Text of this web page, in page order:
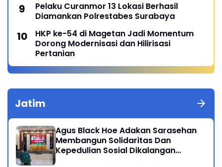
Pelaku Curanmor 13 Lokasi Berhasil
Diamankan Polrestabes Surabaya
HKP ke-54 di Magetan Jadi Momentum
Dorong Modernisasi dan Hilirisasi
Pertanian
Jatim
Agus Black Hoe Adakan Sarasehan
Membangun Solidaritas Dan
Kepedulian Sosial Dikalangan